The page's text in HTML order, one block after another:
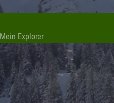
Mein Explorer